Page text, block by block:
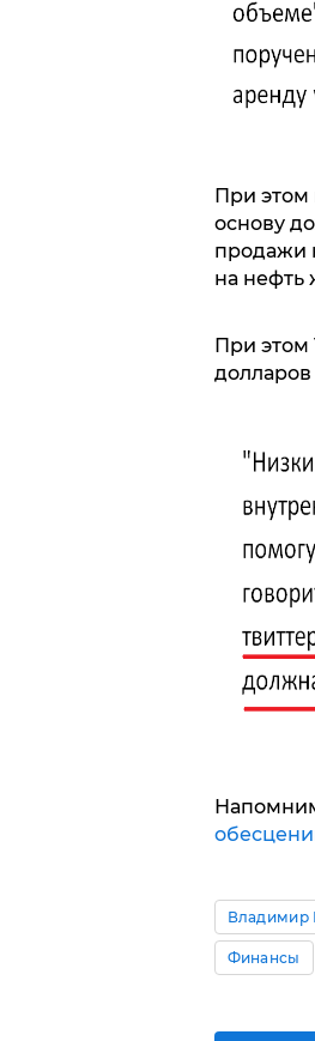
При этом
основу
продажи
на нефть
При этом
долларов
Владимир
Финансы